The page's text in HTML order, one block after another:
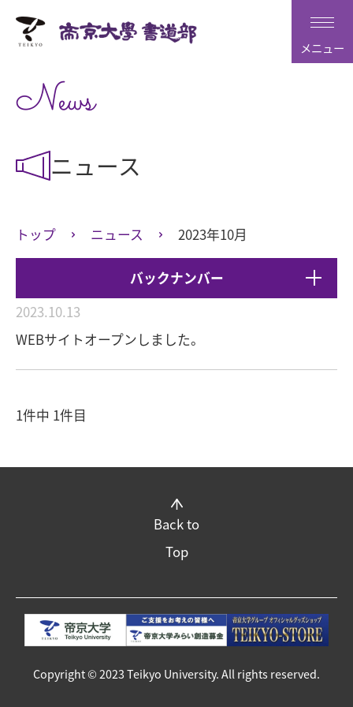
メニュー
News
ニュース
トップ ニュース 2023年10月
バックナンバー
2023.10.13
WEBサイトオープンしました。
1件中 1件目
Back to
Top
Copyright © 2023 Teikyo University. All rights reserved.